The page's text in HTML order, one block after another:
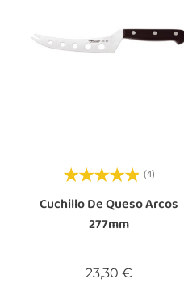
(4)
Cuchillo De Queso Arcos
277mm
23,30 €Prezzo